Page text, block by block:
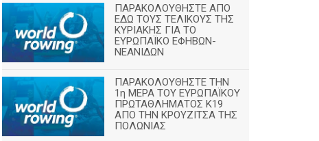
ΠΑΡΑΚΟΛΟΥΘΗΣΤΕ ΑΠΟ
ΕΔΩ ΤΟΥΣ ΤΕΛΙΚΟΥΣ ΤΗΣ
ΚΥΡΙΑΚΗΣ ΓΙΑ ΤΟ
ΕΥΡΩΠΑΪΚΟ ΕΦΗΒΩΝ-
ΝΕΑΝΙΔΩΝ
ΠΑΡΑΚΟΛΟΥΘΗΣΤΕ ΤΗΝ
1η ΜΕΡΑ ΤΟΥ ΕΥΡΩΠΑΪΚΟΥ
ΠΡΩΤΑΘΛΗΜΑΤΟΣ Κ19
ΑΠΟ ΤΗΝ ΚΡΟΥΖΙΤΣΑ ΤΗΣ
ΠΟΛΩΝΙΑΣ